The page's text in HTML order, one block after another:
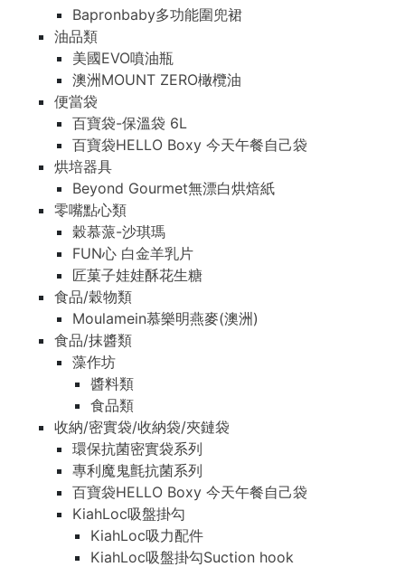
Bapronbaby多功能圍兜裙
油品類
美國EVO噴油瓶
澳洲MOUNT ZERO橄欖油
便當袋
百寶袋-保溫袋 6L
百寶袋HELLO Boxy 今天午餐自己袋
烘培器具
Beyond Gourmet無漂白烘焙紙
零嘴點心類
穀慕蒎-沙琪瑪
FUN心 白金羊乳片
匠菓子娃娃酥花生糖
食品/穀物類
Moulamein慕樂明燕麥(澳洲)
食品/抹醬類
藻作坊
醬料類
食品類
收納/密實袋/收納袋/夾鏈袋
環保抗菌密實袋系列
專利魔鬼氈抗菌系列
百寶袋HELLO Boxy 今天午餐自己袋
KiahLoc吸盤掛勾
KiahLoc吸力配件
KiahLoc吸盤掛勾Suction hook